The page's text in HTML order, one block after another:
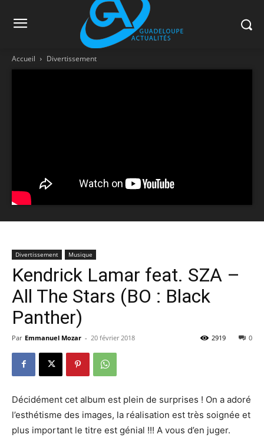
Accueil Divertissement
Divertissement Musique
Kendrick Lamar feat. SZA –
All The Stars (BO : Black
Panther)
Par Emmanuel Mozar - 20 février 2018 0
2919
Décidément cet album est plein de surprises ! On a adoré
l’esthétisme des images, la réalisation est très soignée et
plus important le titre est génial !!! A vous d’en juger.